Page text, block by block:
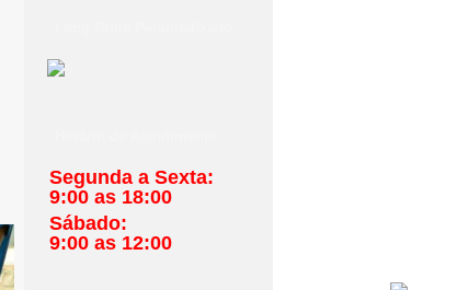
Segunda a Sexta:
9:00 as 18:00
Sábado:
9:00 as 12:00